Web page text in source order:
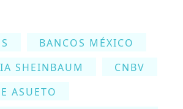
BANCOS MÉXICO
SHEINBAUM
CNBV
ASUETO